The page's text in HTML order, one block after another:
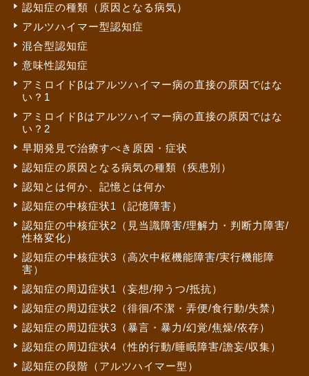
認知症の種類（原因となる病気）
アルツハイマー型認知症
混合型認知症
意味性認知症
アミロイドβはアルツハイマー病の直接の原因ではな
い？1
アミロイドβはアルツハイマー病の直接の原因ではな
い？2
早期発見で治療すべき原因・症状
認知症の原因となる病気の種類（疾患別）
認知とは何か、記憶とは何か
認知症の中核症状1（記憶障害）
認知症の中核症状2（見当識障害/理解力・判断力障害/
性格変化）
認知症の中核症状3（高次中枢機能障害/実行機能障
害）
認知症の周辺症状1（妄想/抑うつ/抵抗）
認知症の周辺症状2（徘徊/不潔・弄便/食行動/失禁）
認知症の周辺症状3（暴言・暴力/幻覚/焦燥/依存）
認知症の周辺症状4（性的行動/睡眠障害/譫妄/収集）
認知症の段階（アルツハイマー型）